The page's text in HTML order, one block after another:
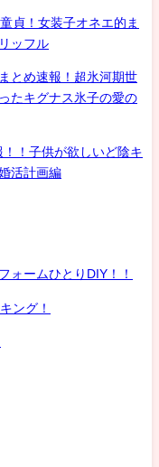
！女装子オネエ的ま
ッフル
とめ速報！超氷河期世
たキグナス氷子の愛の
！子供が欲しいど陰キ
活計画編
ォームひとりDIY！！
ング！